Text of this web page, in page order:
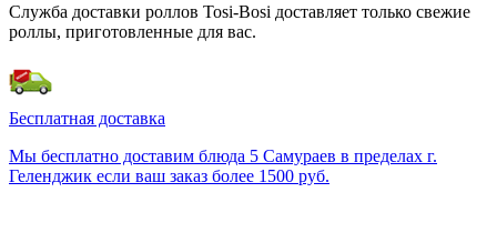
Служба доставки роллов Tosi-Bosi доставляет только свежие
роллы, приготовленные для вас.
Бесплатная доставка
Мы бесплатно доставим блюда 5 Самураев в пределах г.
Геленджик если ваш заказ более 1500 руб.